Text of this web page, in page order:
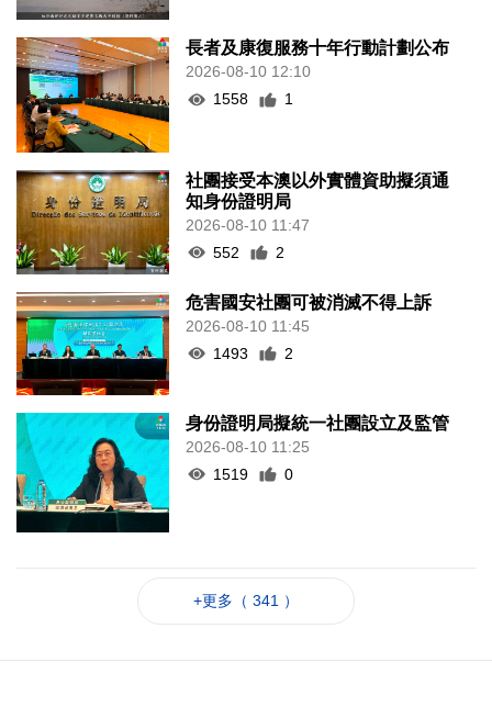
長者及康復服務十年行動計劃公布
2026-08-10 12:10
1558
1
社團接受本澳以外實體資助擬須通
知身份證明局
2026-08-10 11:47
552
2
危害國安社團可被消滅不得上訴
2026-08-10 11:45
1493
2
身份證明局擬統一社團設立及監管
2026-08-10 11:25
1519
0
+更多（ 341 ）